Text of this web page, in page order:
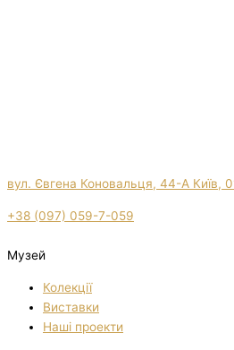
вул. Євгена Коновальця, 44-А Київ,
+38 (097) 059-7-059
Музей
Колекції
Виставки
Нашi проекти